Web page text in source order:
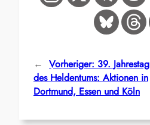
← Vorheriger: 39. Jahrestag
des Heldentums: Aktionen in
Dortmund, Essen und Köln